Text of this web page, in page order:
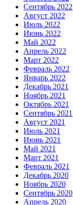
Сентябрь 2022
Август 2022
Июль 2022
Июнь 2022
Май 2022
Апрель 2022
Март 2022
Февраль 2022
Январь 2022
Декабрь 2021
Ноябрь 2021
Октябрь 2021
Сентябрь 2021
Август 2021
Июль 2021
Июнь 2021
Май 2021
Март 2021
Февраль 2021
Декабрь 2020
Ноябрь 2020
Сентябрь 2020
Апрель 2020